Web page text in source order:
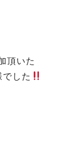
頂いた
した